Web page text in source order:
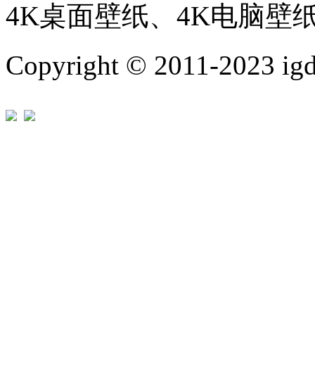
4K桌面壁纸、4K电脑壁
Copyright © 2011-2023